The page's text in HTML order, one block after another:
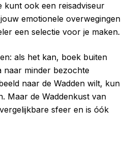
kunt ook een reisadviseur
emotionele overwegingen
een selectie voor je maken.
als het kan, boek buiten
naar minder bezochte
naar de Wadden wilt, kun
Maar de Waddenkust van
sfeer en is óók